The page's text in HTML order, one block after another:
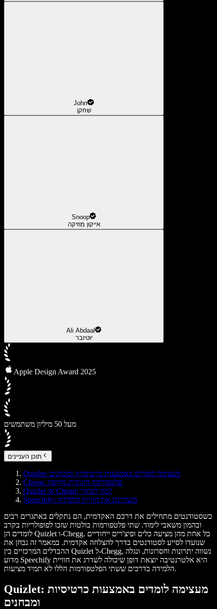
John
שחקן
Snoop
אייקון מוזיקה
Ali Abdaal
יוטיובר
Apple Design Award 2025
מעל 50 מיליון משתמשים
תוכן העניינים
Quizlet: מעצימה לומדים באמצעות כרטיסיות ומבחנים
Chegg: פלטפורמה חינוכית מקיפה
Quizlet או Chegg: מה לבחור?
Speechify: משדרגת את חוויית הלמידה
כשסטודנטים מתחילים את דרכם האקדמית, הם נתקלים באתגרים רבים
ובהמון משאבי לימוד. שתי פלטפורמות בולטות שזכו לפופולריות בקרב
לומדים הן Quizlet ו-Chegg. כל אחת מהן מציעה כלים ופיצ'רים ייחודיים
שנועדו לסייע לסטודנטים בדרך להצלחה אקדמית. במאמר זה נבחן את
ההבדלים המרכזיים בין Quizlet ל-Chegg, נשווה יתרונות וחסרונות, ונגלה
מדוע Speechify היא אלטרנטיבה יוצאת דופן שיכולה לשדרג את חוויית
הלמידה בדרכים ששתי הפלטפורמות הללו לא תמיד מציעות.
Quizlet: מעצימה לומדים באמצעות כרטיסיות
ומבחנים